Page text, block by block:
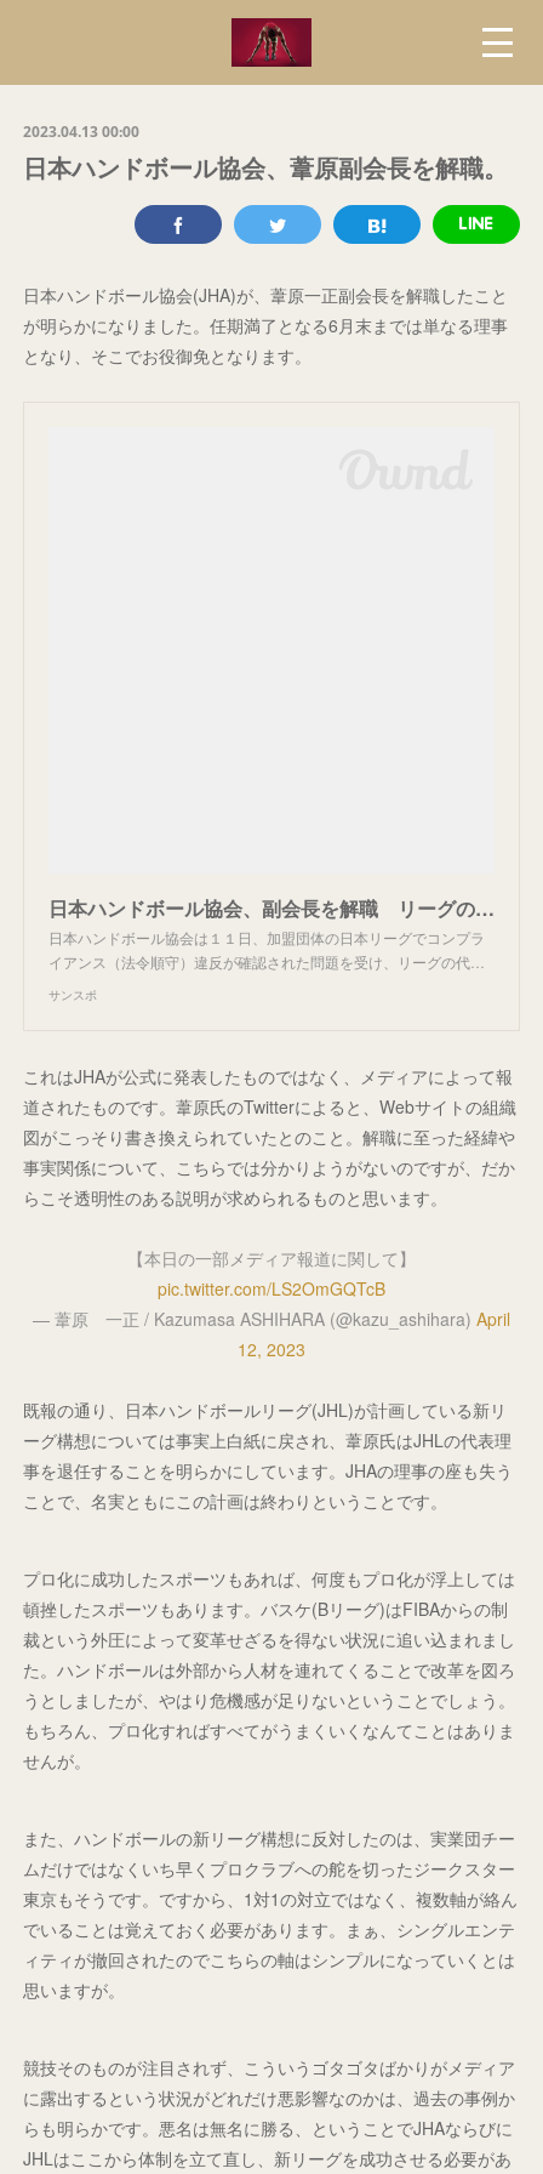
2023.04.13 00:00
日本ハンドボール協会、葦原副会長を解職。
日本ハンドボール協会(JHA)が、葦原一正副会長を解職したこと
が明らかになりました。任期満了となる6月末までは単なる理事
となり、そこでお役御免となります。
日本ハンドボール協会、副会長を解職 リーグの法令順守違反受け
日本ハンドボール協会は１１日、加盟団体の日本リーグでコンプラ
イアンス（法令順守）違反が確認された問題を受け、リーグの代…
サンスポ
これはJHAが公式に発表したものではなく、メディアによって報
道されたものです。葦原氏のTwitterによると、Webサイトの組織
図がこっそり書き換えられていたとのこと。解職に至った経緯や
事実関係について、こちらでは分かりようがないのですが、だか
らこそ透明性のある説明が求められるものと思います。
【本日の一部メディア報道に関して】
pic.twitter.com/LS2OmGQTcB
— 葦原 一正 / Kazumasa ASHIHARA (@kazu_ashihara) April
12, 2023
既報の通り、日本ハンドボールリーグ(JHL)が計画している新リ
ーグ構想については事実上白紙に戻され、葦原氏はJHLの代表理
事を退任することを明らかにしています。JHAの理事の座も失う
ことで、名実ともにこの計画は終わりということです。
プロ化に成功したスポーツもあれば、何度もプロ化が浮上しては
頓挫したスポーツもあります。バスケ(Bリーグ)はFIBAからの制
裁という外圧によって変革せざるを得ない状況に追い込まれまし
た。ハンドボールは外部から人材を連れてくることで改革を図ろ
うとしましたが、やはり危機感が足りないということでしょう。
もちろん、プロ化すればすべてがうまくいくなんてことはありま
せんが。
また、ハンドボールの新リーグ構想に反対したのは、実業団チー
ムだけではなくいち早くプロクラブへの舵を切ったジークスター
東京もそうです。ですから、1対1の対立ではなく、複数軸が絡ん
でいることは覚えておく必要があります。まぁ、シングルエンテ
ィティが撤回されたのでこちらの軸はシンプルになっていくとは
思いますが。
競技そのものが注目されず、こういうゴタゴタばかりがメディア
に露出するという状況がどれだけ悪影響なのかは、過去の事例か
らも明らかです。悪名は無名に勝る、ということでJHAならびに
JHLはここから体制を立て直し、新リーグを成功させる必要があ